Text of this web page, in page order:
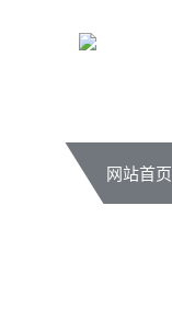
网站首页